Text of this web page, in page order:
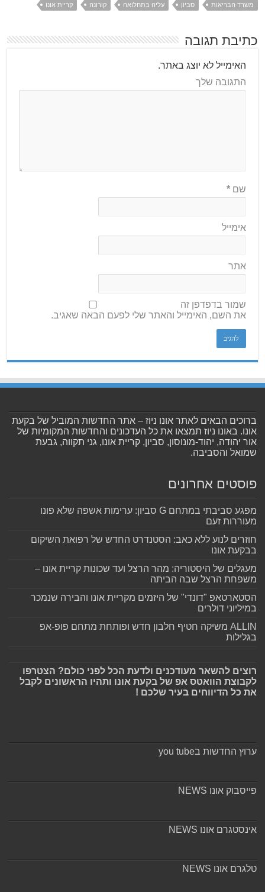
משרד הבריאות
סביון עליה בתחלואה קורונה קריית אונו
כתיבת תגובה
האימייל לא יוצג באתר.
התגובה שלך
שם*
אימייל
אתר
שמור בדפדפן זה
את השם, האימייל והאתר שלי לפעם הבאה שאגיב.
ברוכים הבאים לאתר אונו ניוז – אתר החדשות המוביל של בקעת
אונו. באונו ניוז תמצאו את כל העדכונים והחדשות המקומיות של
אור יהודה, יהוד-מונוסון, סביון, קריית אונו, גני תקווה, גבעת
שמואל והסביבה.
פוסטים אחרונים
מפגע סביבתי במתחם G סביון: ערימות אשפה שלא פונו
מעוררות זעם
חוזרים לנוע ללא כאב: הסטנדרט החדש של רפואת השיקום
בבקעת אונו
מעגלים של היסטוריה: מהר הרצל ועד שכונות קריית אונו –
משפחת הרצל שבה הביתה
הסטארטאפ "דונדי" של היזמים מקריית אונו והבירה שנמכר
במיליוני דולרים
ALLIN משיקה חטיף חלבון חדש ופותחת מתחם פופ-אפ
בגלילות
רוצים להשאר מעודכנים ולדעת הכל לפני כולם? הצטרפו
לקבוצת הוואטס אפ של בקעת אונו ותהיו הראשונים לקבל
את כל הדיווחים בעיר שלכם !
ערוץ החדשות בyou tube
פייסבוק אונו NEWS
אינסטגרם אונו NEWS
טלגרם אונו NEWS